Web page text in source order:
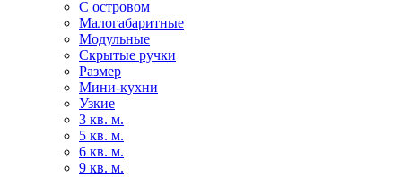
С островом
Малогабаритные
Модульные
Скрытые ручки
Размер
Мини-кухни
Узкие
3 кв. м.
5 кв. м.
6 кв. м.
9 кв. м.